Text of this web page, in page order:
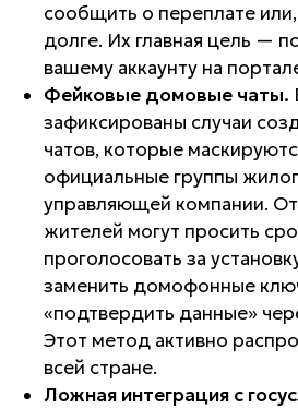
сообщить о переплате
долге. Их главная цель —
вашему аккаунту на
Фейковые домовые чаты.
зафиксированы случаи
чатов, которые
официальные группы
управляющей компании.
жителей могут просить
проголосовать за
заменить домофонные
«подтвердить данные»
Этот метод активно
всей стране.
Ложная интеграция с